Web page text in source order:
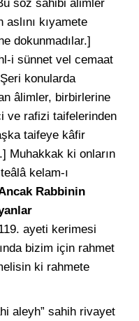
söz sahibi âlimler
kıyamete
dokunmadılar.]
i sünnet vel cemaat
konularda
âlimler, birbirlerine
ve rafizi taifelerinden
taifeye kâfir
Muhakkak ki onların
kelam-ı
Rabbinin
ayeti kerimesi
bizim için rahmet
ki rahmete
aleyh” sahih rivayet